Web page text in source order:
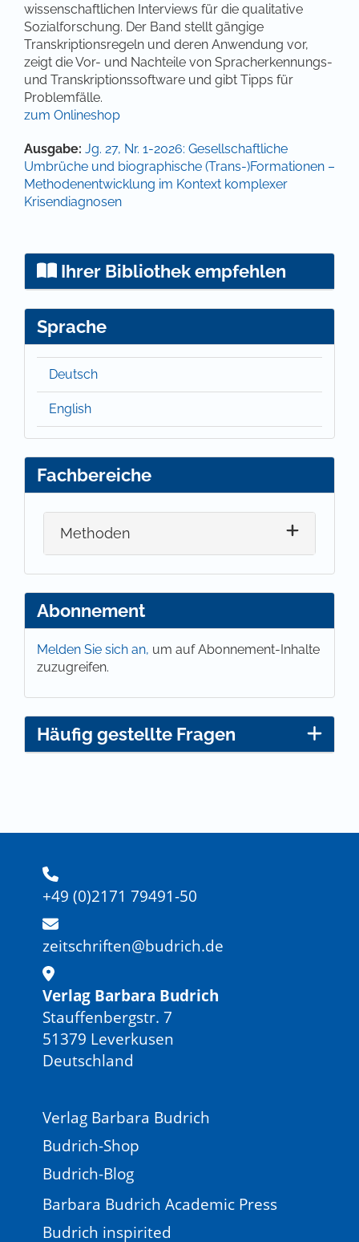
wissenschaftlichen Interviews für die qualitative
Sozialforschung. Der Band stellt gängige
Transkriptionsregeln und deren Anwendung vor,
zeigt die Vor- und Nachteile von Spracherkennungs-
und Transkriptionssoftware und gibt Tipps für
Problemfälle.
zum Onlineshop
Artikel-Details
Ausgabe: Jg. 27, Nr. 1-2026: Gesellschaftliche
Umbrüche und biographische (Trans-)Formationen –
Methodenentwicklung im Kontext komplexer
Krisendiagnosen
Ihrer Bibliothek empfehlen
Sprache
Deutsch
English
Fachbereiche
Methoden
Abonnement
Melden Sie sich an, um auf Abonnement-Inhalte
zuzugreifen.
Häufig gestellte Fragen
+49 (0)2171 79491-50
zeitschriften@budrich.de
Verlag Barbara Budrich
Stauffenbergstr. 7
51379 Leverkusen
Deutschland
Verlag Barbara Budrich
Budrich-Shop
Budrich-Blog
Barbara Budrich Academic Press
Budrich inspirited